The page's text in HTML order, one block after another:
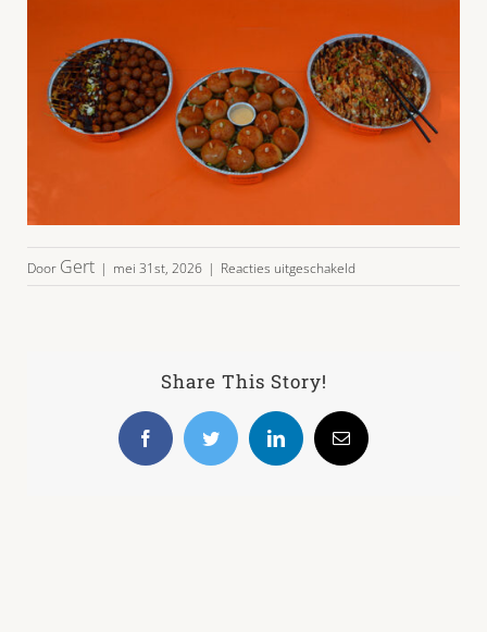
Door Gert | mei 31st, 2026 | Reacties uitgeschakeld
party-
Share This Story!
FacebookTwitter LinkedInE-
mail